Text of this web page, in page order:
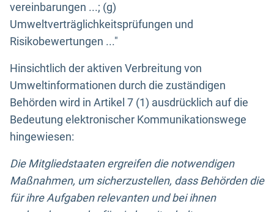
vereinbarungen ...; (g)
Umweltverträglichkeitsprüfungen und
Risikobewertungen ..."
Hinsichtlich der aktiven Verbreitung von
Umweltinformationen durch die zuständigen
Behörden wird in Artikel 7 (1) ausdrücklich auf die
Bedeutung elektronischer Kommunikationswege
hingewiesen:
Die Mitgliedstaaten ergreifen die notwendigen
Maßnahmen, um sicherzustellen, dass Behörden die
für ihre Aufgaben relevanten und bei ihnen